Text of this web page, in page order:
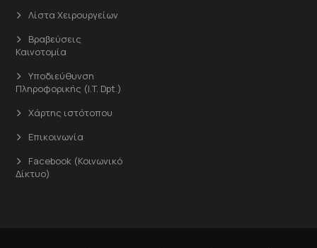
Λίστα Χειρουργείων
Βραβεύσεις
Καινοτομία
Υποδιεύθυνση
Πληροφορικής (I.T. Dpt.)
Χάρτης ιστότοπου
Επικοινωνία
Facebook (Κοινωνικό
Δίκτυο)